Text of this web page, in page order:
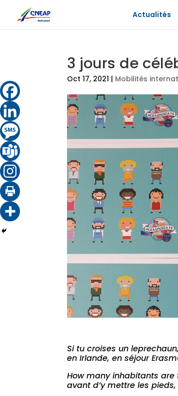
Actualités
3 jours de
Oct 17, 2021 | Mobilités
Si tu croises un
en Irlande, en séjour
How many inhabitants are
avant d’y mettre les